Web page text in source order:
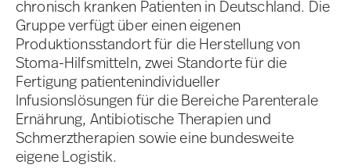
chronisch kranken Patienten in Deutschland. Die
Gruppe verfügt über einen eigenen
Produktionsstandort für die Herstellung von
Stoma-Hilfsmitteln, zwei Standorte für die
Fertigung patientenindividueller
Infusionslösungen für die Bereiche Parenterale
Ernährung, Antibiotische Therapien und
Schmerztherapien sowie eine bundesweite
eigene Logistik.